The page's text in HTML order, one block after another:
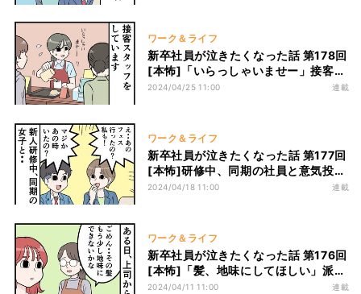
ワーク＆ライフ
新卒社員が泣きたくなった話 第178回
[本怖]「いらっしゃいませー」接客ス
タッフに訪れるワンオペの時間。そん
2024/04/25 11:00 連載
ワーク＆ライフ
新卒社員が泣きたくなった話 第177回
[本怖]研修中、同期の社員と意気投
合!! このままいい感じになれるかと思
2024/04/18 11:00 連載
ワーク＆ライフ
新卒社員が泣きたくなった話 第176回
[本怖]「髪、地味にしてほしい」派手
髪OKの職場、今まで注意されていな
2024/04/11 11:00 連載